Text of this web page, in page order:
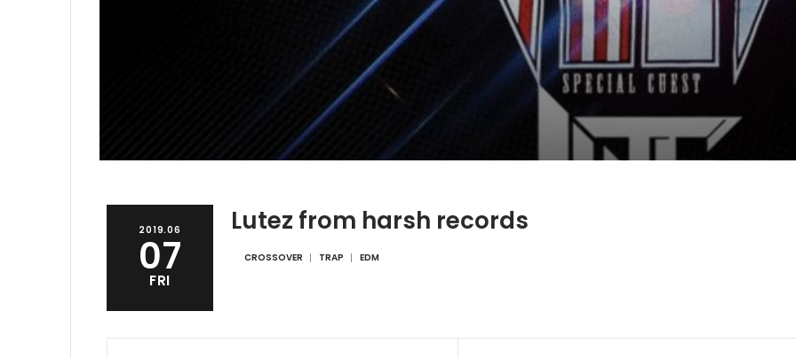
2019.06
07
FRI
Lutez from harsh records
CROSSOVER TRAP EDM